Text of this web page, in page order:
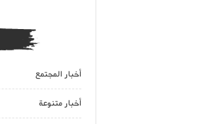
أخبار المجتمع
أخبار متنوعة